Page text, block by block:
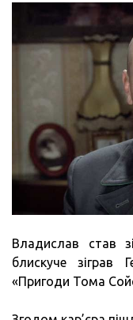
Владислав став
блискуче зіграв
«Пригоди Тома